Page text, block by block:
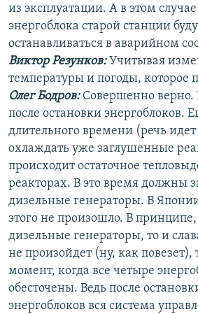
из эксплуатации. А в этом
энергоблока старой станции
останавливаться в аварийном
Виктор Резунков:Учитывая
температуры и погоды, которое
Олег Бодров:Совершенно верно.
после остановки энергоблоков.
длительного времени (речь
охлаждать уже заглушенные
происходит остаточное
реакторах. В это время должны
дизельные генераторы. В
этого не произошло. В принципе,
дизельные генераторы, то и
не произойдет (ну, как повезет),
момент, когда все четыре
обесточены. Ведь после
энергоблоков вся система